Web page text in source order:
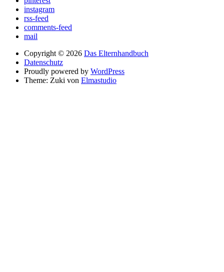
instagram
rss-feed
comments-feed
mail
Copyright © 2026 Das Elternhandbuch
Datenschutz
Proudly powered by WordPress
Theme: Zuki von Elmastudio